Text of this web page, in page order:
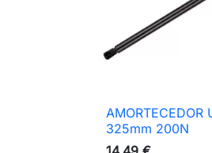
 Vista
AMORTECEDOR
325mm 200N